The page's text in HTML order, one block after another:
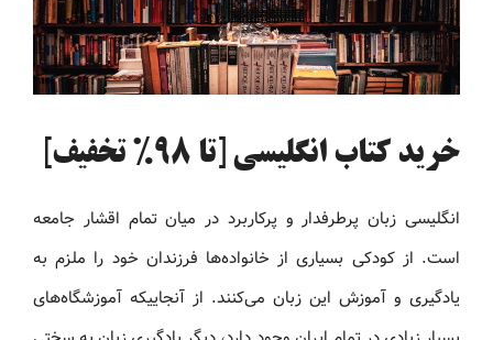
خرید کتاب انگلیسی [تا 98% تخفیف]
انگلیسی زبان پرطرفدار و پرکاربرد در میان تمام اقشار جامعه
است. از کودکی بسیاری از خانواده‌ها فرزندان خود را ملزم به
یادگیری و آموزش این زبان می‌کنند. از آنجاییکه آموزشگاه‌های